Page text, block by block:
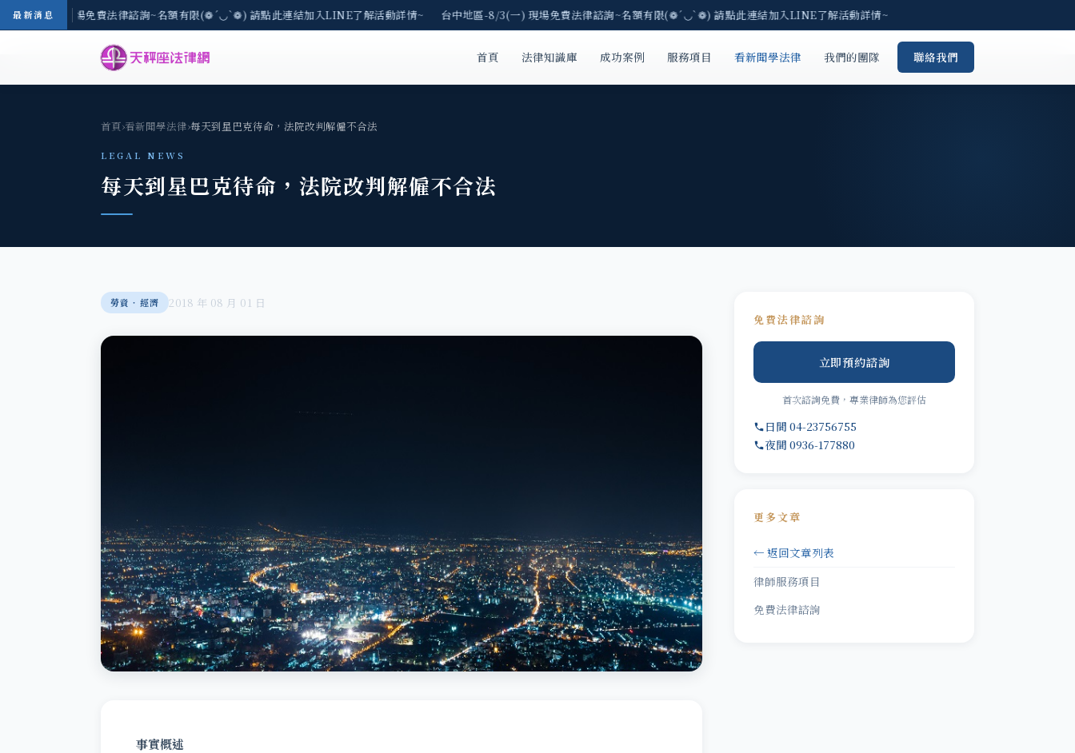
最新消息
-8/3(一) 現場免費法律諮詢~名額有限(❁´◡`❁) 請點此連結加入LINE了解活動詳情~ 台中地區-8/3(一) 現場免費法律諮詢~名額有限(❁´◡`❁) 請點此連結加入LINE了解活動詳情~
首頁 法律知識庫 成功案例 服務項目 看新聞學法律 我們的團隊 聯絡我們
首頁›看新聞學法律›每天到星巴克待命，法院改判解僱不合法
LEGAL NEWS
每天到星巴克待命，法院改判解僱不合法
勞資‧經濟 2018 年 08 月 01 日
事實概述
免費法律諮詢
立即預約諮詢
首次諮詢免費，專業律師為您評估
日間 04-23756755
夜間 0936-177880
更多文章
← 返回文章列表
律師服務項目
免費法律諮詢